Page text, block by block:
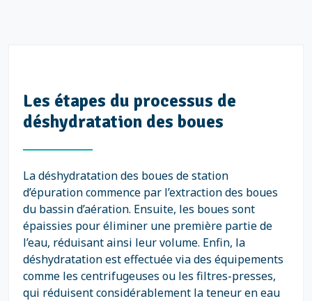
Les étapes du processus de
déshydratation des boues
La déshydratation des boues de station
d’épuration commence par l’extraction des boues
du bassin d’aération. Ensuite, les boues sont
épaissies pour éliminer une première partie de
l’eau, réduisant ainsi leur volume. Enfin, la
déshydratation est effectuée via des équipements
comme les centrifugeuses ou les filtres-presses,
qui réduisent considérablement la teneur en eau